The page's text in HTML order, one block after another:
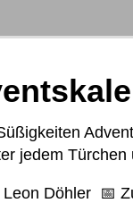
jedem
Leon Döhler 📅